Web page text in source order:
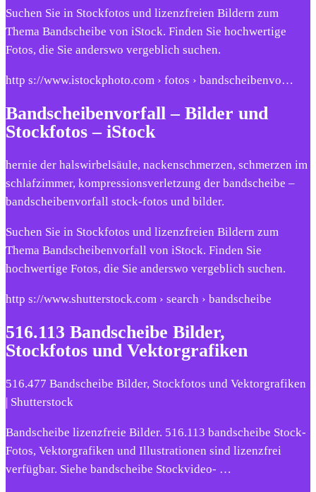
Suchen Sie in Stockfotos und lizenzfreien Bildern zum
Thema Bandscheibe von iStock. Finden Sie hochwertige
Fotos, die Sie anderswo vergeblich suchen.
http s://www.istockphoto.com › fotos › bandscheibenvo…
Bandscheibenvorfall – Bilder und
Stockfotos – iStock
hernie der halswirbelsäule, nackenschmerzen, schmerzen im
schlafzimmer, kompressionsverletzung der bandscheibe –
bandscheibenvorfall stock-fotos und bilder.
Suchen Sie in Stockfotos und lizenzfreien Bildern zum
Thema Bandscheibenvorfall von iStock. Finden Sie
hochwertige Fotos, die Sie anderswo vergeblich suchen.
http s://www.shutterstock.com › search › bandscheibe
516.113 Bandscheibe Bilder,
Stockfotos und Vektorgrafiken
516.477 Bandscheibe Bilder, Stockfotos und Vektorgrafiken
| Shutterstock
Bandscheibe lizenzfreie Bilder. 516.113 bandscheibe Stock-
Fotos, Vektorgrafiken und Illustrationen sind lizenzfrei
verfügbar. Siehe bandscheibe Stockvideo- …